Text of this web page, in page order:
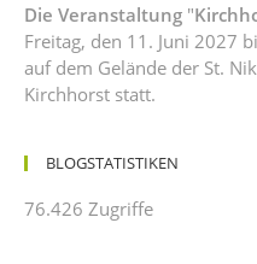
Die Veranstaltung "
Freitag, den 11. Juni 2027
auf dem Gelände der St.
Kirchhorst statt.
BLOGSTATISTIKEN
76.426 Zugriffe